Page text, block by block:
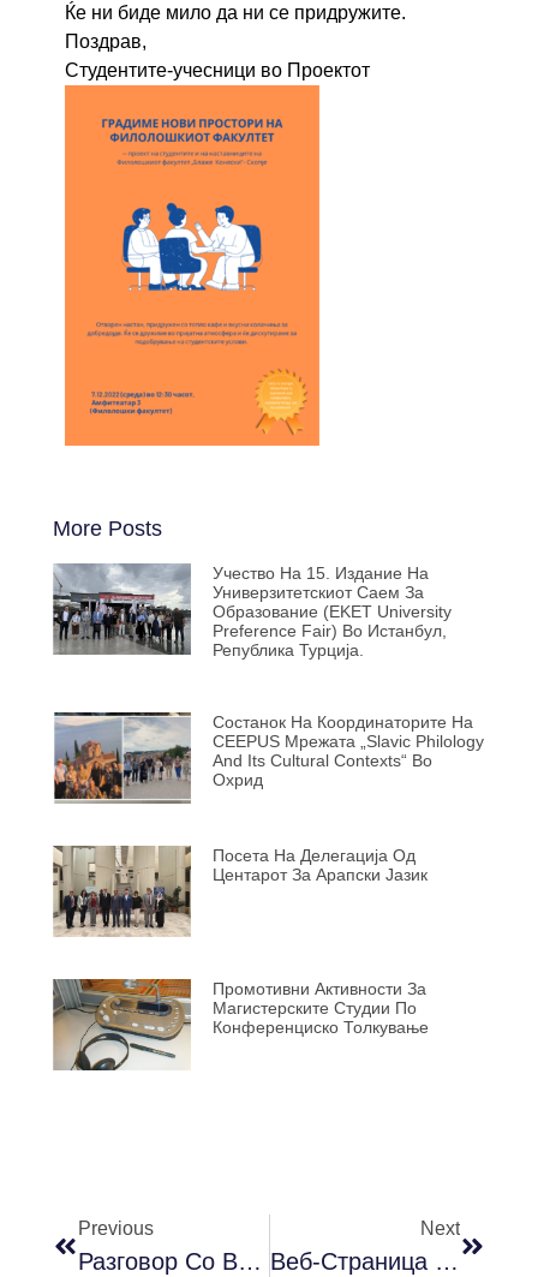
Ќе ни биде мило да ни се придружите.
Поздрав,
Студентите-учесници во Проектот
More Posts
Учество На 15. Издание На
Универзитетскиот Саем За
Образование (EKET University
Preference Fair) Во Истанбул,
Република Турција.
Состанок На Координаторите На
CEEPUS Мрежата „Slavic Philology
And Its Cultural Contexts“ Во
Охрид
Посета На Делегација Од
Центарот За Арапски Јазик
Промотивни Активности За
Магистерските Студии По
Конференциско Толкување
Previous
Разговор Со Вил Фирт – Вторник, 29 Ноември 2022, 18 Часот, Europe House
Next
Веб-Страница На Проектот Еразмус+ Ретранс